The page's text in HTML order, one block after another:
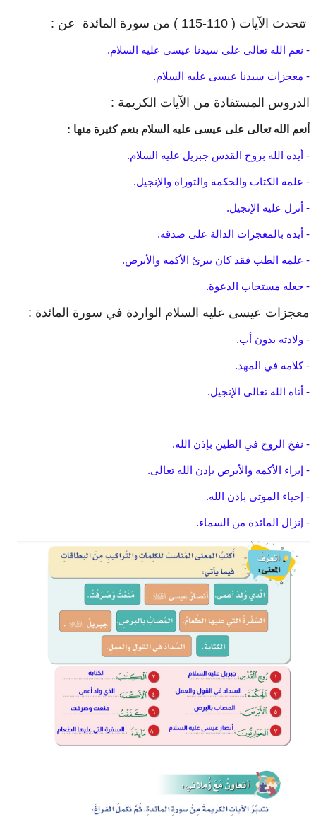
تتحدث الآيات ( 110-115 ) من سورة المائدة عن :
- نعم الله تعالى على سيدنا عيسى عليه السلام.
- معجزات سيدنا عيسى عليه السلام.
الدروس المستفادة من الآيات الكريمة :
أنعم الله تعالى على عيسى عليه السلام بنعم كثيرة منها :
- أيده الله بروح القدس جبريل عليه السلام.
- علمه الكتاب والحكمة والتوراة والإنجيل.
- أنزل عليه الإنجيل.
- أيده بالمعجزات الدالة على صدقه.
- علمه الطب فقد كان يبرئ الأكمه والأبرص.
- جعله مستجاب الدعوة.
معجزات عيسى عليه السلام الواردة في سورة المائدة :
- ولادته بدون أب.
- كلامه في المهد.
- أتاه الله تعالى الإنجيل.
- نفخ الروح في الطين بإذن الله.
- إبراء الأكمه والأبرص بإذن الله تعالى.
- إحياء الموتى بإذن الله.
- إنزال المائدة من السماء.